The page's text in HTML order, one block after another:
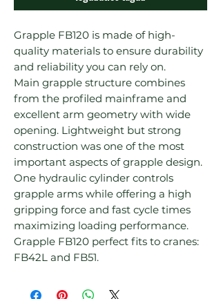
Grapple FB120 is made of high-
quality materials to ensure durability
and reliability you can rely on.
Main grapple structure combines
from the profiled mainframe and
excellent arm geometry with wide
opening. Lightweight but strong
construction was one of the most
important aspects of grapple design.
One hydraulic cylinder controls
grapple arms while offering a high
gripping force and fast cycle times
maximizing loading performance.
Grapple FB120 perfect fits to cranes: